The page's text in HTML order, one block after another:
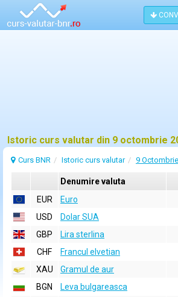
Istoric curs valutar din 9 octombrie
Curs BNR Istoric curs valutar 9
Denumire valuta
EUR
Euro
USD
Dolar SUA
GBP
Lira sterlina
CHF
Francul elvetian
XAU
Gramul de aur
BGN
Leva bulgareasca